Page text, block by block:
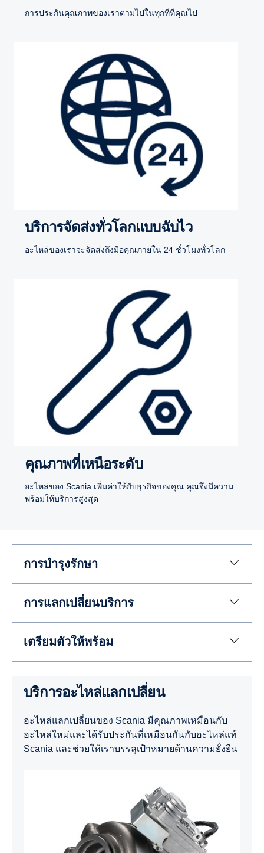
การประกันคุณภาพของเราตามไปในทุกที่ที่คุณไป
บริการจัดส่งทั่วโลกแบบฉับไว
อะไหล่ของเราจะจัดส่งถึงมือคุณภายใน 24 ชั่วโมงทั่วโลก
คุณภาพที่เหนือระดับ
อะไหล่ของ Scania เพิ่มค่าให้กับธุรกิจของคุณ คุณจึงมีความ
พร้อมให้บริการสูงสุด
การบำรุงรักษา
การแลกเปลี่ยนบริการ
เตรียมตัวให้พร้อม
บริการอะไหล่แลกเปลี่ยน
อะไหล่แลกเปลี่ยนของ Scania มีคุณภาพเหมือนกับ
อะไหล่ใหม่และได้รับประกันที่เหมือนกันกับอะไหล่แท้
Scania และช่วยให้เราบรรลุเป้าหมายด้านความยั่งยืน